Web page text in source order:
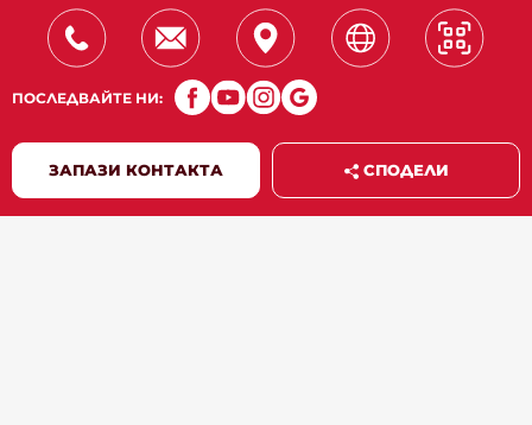
ПОСЛЕДВАЙТЕ НИ:
ЗАПАЗИ КОНТАКТА СПОДЕЛИ